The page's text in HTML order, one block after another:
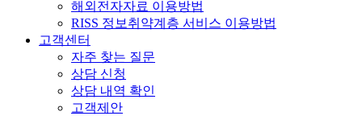
해외전자자료 이용방법
RISS 정보취약계층 서비스 이용방법
고객센터
자주 찾는 질문
상담 신청
상담 내역 확인
고객제안